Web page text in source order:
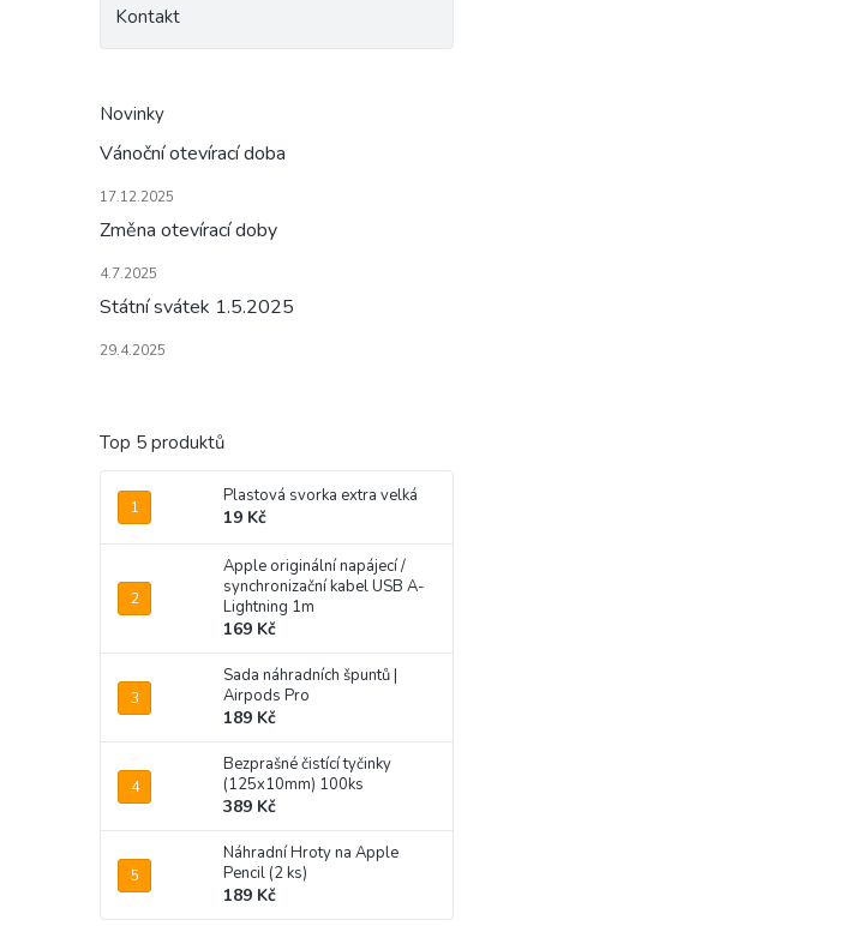
Kontakt
Novinky
Vánoční otevírací doba
17.12.2025
Změna otevírací doby
4.7.2025
Státní svátek 1.5.2025
29.4.2025
Top 5 produktů
Plastová svorka extra velká
19 Kč
Apple originální napájecí /
synchronizační kabel USB A-
Lightning 1m
169 Kč
Sada náhradních špuntů |
Airpods Pro
189 Kč
Bezprašné čistící tyčinky
(125x10mm) 100ks
389 Kč
Náhradní Hroty na Apple
Pencil (2 ks)
189 Kč